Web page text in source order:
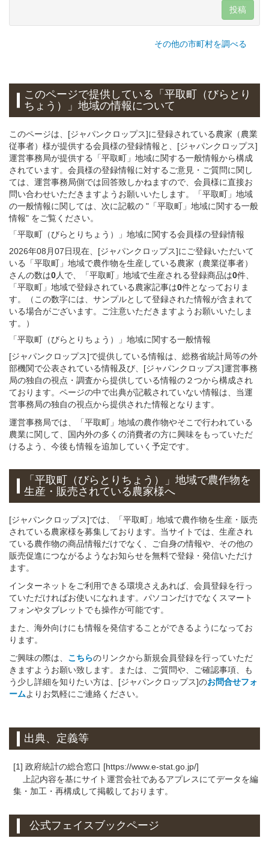
投稿
その他の市町村を調べる
このページで提供している 「平取町（びらとり
ちょう）」地域の情報について
このページは、[ジャパンクロップス]に登録されている農家（農業
従事者）様が提供する会員様の登録情報と、[ジャパンクロップス]
運営事務局が提供する「平取町」地域に関する一般情報から構成
されています。会員様の登録情報に対するご意見・ご質問に関し
ては、運営事務局側では回答致しかねますので、会員様に直接お
問い合わせいただきますようお願いいたします。「平取町」地域
の一般情報に関しては、次に記載の "「平取町」地域に関する一般
情報" をご覧ください。
「平取町（びらとりちょう）」 地域に関する会員様の登録情報
2026年08月07日現在、[ジャパンクロップス]にご登録いただいて
いる「平取町」地域で農作物を生産している農家（農業従事者）
さんの数は0人で、「平取町」地域で生産される登録商品は0件、
「平取町」地域で登録されている農家記事は0件となっておりま
す。（この数字には、サンプルとして登録された情報が含まれて
いる場合がございます。ご注意いただきますようお願いいたしま
す。）
「平取町（びらとりちょう）」 地域に関する一般情報
[ジャパンクロップス]で提供している情報は、総務省統計局等の外
部機関で公表されている情報及び、[ジャパンクロップス]運営事務
局の独自の視点・調査から提供している情報の２つから構成され
ております。ページの中で出典が記載されていない情報は、当運
営事務局の独自の視点から提供された情報となります。
運営事務局では、「平取町」地域の農作物やそこで行われている
農業に関して、国内外の多くの消費者の方に興味をもっていただ
けるよう、今後も情報を追加していく予定です。
「平取町（びらとりちょう）」地域で農作物を
生産・販売されている農家様へ
[ジャパンクロップス]では、「平取町」地域で農作物を生産・販売
されている農家様を募集しております。当サイトでは、生産され
ている農作物の商品情報だけでなく、ご自身の情報や、その他の
販売促進につながるようなお知らせを無料で登録・発信いただけ
ます。
インターネットをご利用できる環境さえあれば、会員登録を行っ
ていただければお使いになれます。パソコンだけでなくスマート
フォンやタブレットでも操作が可能です。
また、海外向けにも情報を発信することができるようになってお
ります。
ご興味の際は、 こちらのリンクから新規会員登録を行っていただ
きますようお願い致します。または、ご質問や、ご確認事項、も
う少し詳細を知りたい方は、[ジャパンクロップス]のお問合せフォ
ームよりお気軽にご連絡ください。
出典、定義等
[1] 政府統計の総合窓口 [https://www.e-stat.go.jp/]
上記内容を基にサイト運営会社であるアプレスにてデータを編
集・加工・再構成して掲載しております。
公式フェイスブックページ